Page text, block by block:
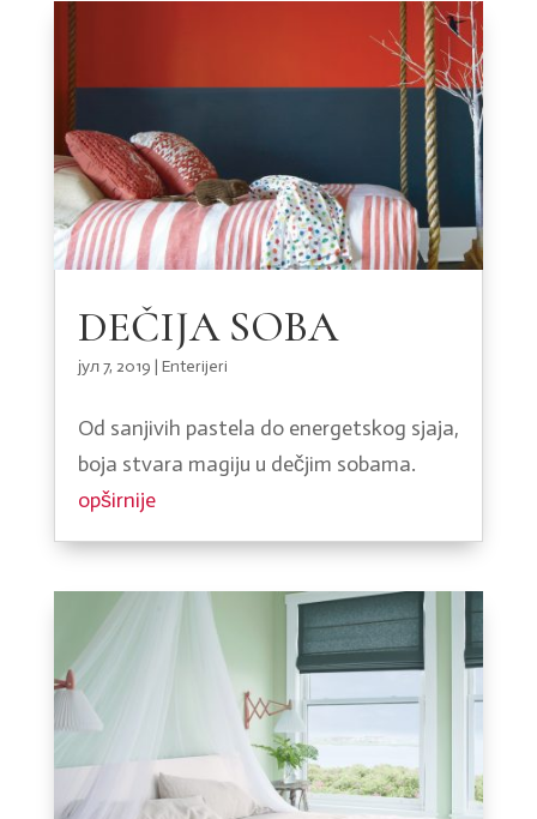
DEČIJA SOBA
јул 7, 2019 | Enterijeri
Od sanjivih pastela do energetskog sjaja,
boja stvara magiju u dečjim sobama.
opširnije